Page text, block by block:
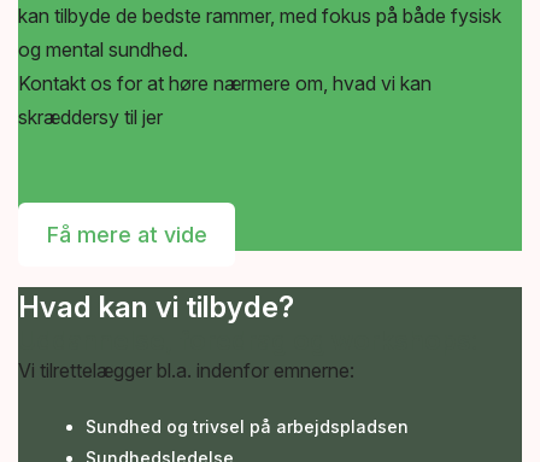
kan tilbyde de bedste rammer, med fokus på både fysisk
og mental sundhed.
Kontakt os for at høre nærmere om, hvad vi kan
skræddersy til jer
Få mere at vide
Hvad kan vi tilbyde?
Vi tilrettelægger bl.a. indenfor emnerne:
Sundhed og trivsel på arbejdspladsen